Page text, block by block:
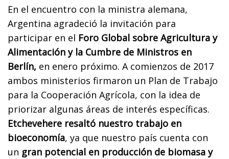
En el encuentro con la ministra alemana,
Argentina agradeció la invitación para
participar en el Foro Global sobre Agricultura y
Alimentación y la Cumbre de Ministros en
Berlín, en enero próximo. A comienzos de 2017
ambos ministerios firmaron un Plan de Trabajo
para la Cooperación Agrícola, con la idea de
priorizar algunas áreas de interés específicas.
Etchevehere resaltó nuestro trabajo en
bioeconomía, ya que nuestro país cuenta con
un gran potencial en producción de biomasa y